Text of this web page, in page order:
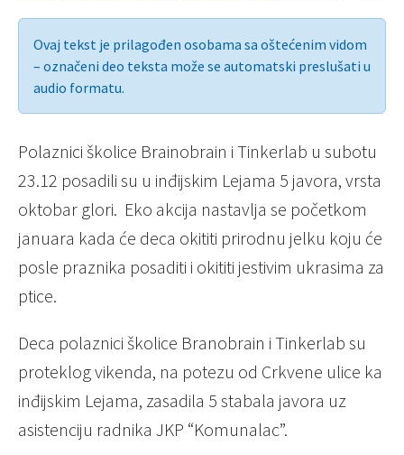
Ovaj tekst je prilagođen osobama sa oštećenim vidom
– označeni deo teksta može se automatski preslušati u
audio formatu.
Polaznici školice Brainobrain i Tinkerlab u subotu
23.12 posadili su u inđijskim Lejama 5 javora, vrsta
oktobar glori. Eko akcija nastavlja se početkom
januara kada će deca okititi prirodnu jelku koju će
posle praznika posaditi i okititi jestivim ukrasima za
ptice.
Deca polaznici školice Branobrain i Tinkerlab su
proteklog vikenda, na potezu od Crkvene ulice ka
inđijskim Lejama, zasadila 5 stabala javora uz
asistenciju radnika JKP “Komunalac”.